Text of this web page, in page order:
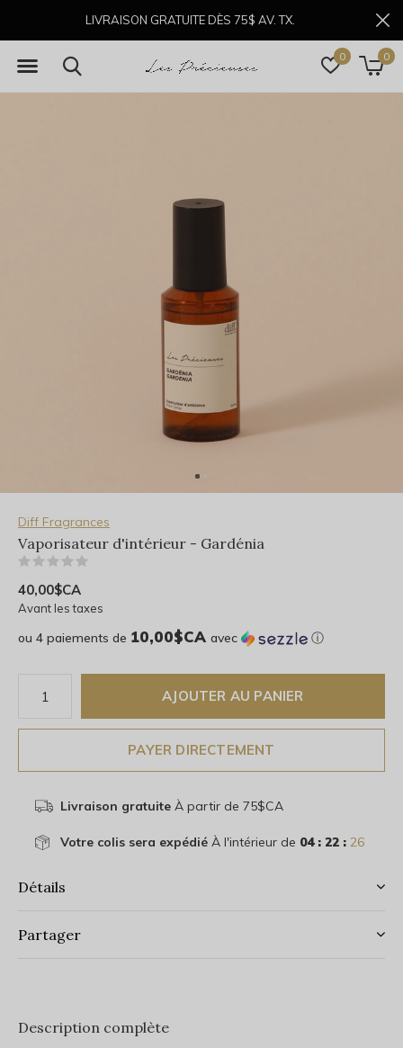
0 0
LIVRAISON GRATUITE DÈS 75$ AV. TX.
Diff Fragrances
Vaporisateur d'intérieur - Gardénia
40,00$CA
Avant les taxes
ou 4 paiements de 10,00$CA avec ⓘ
AJOUTER AU PANIER
PAYER DIRECTEMENT
Livraison gratuiteÀ partir de 75$CA
Votre colis sera expédiéÀ l'intérieur de 04 : 22 : 26
Détails
Partager
Description complète